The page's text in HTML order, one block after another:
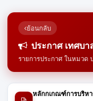
ย้อนกลับ
ประกาศ เทศบ
รายการประกาศ ในหมวด
หลักกเกณฑ์การบริห